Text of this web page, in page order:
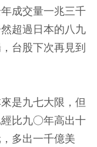
成交量一兆三千
超過日本的八九
台股下次再見到
是九七大限，但
經比九○年高出十
多出一千億美